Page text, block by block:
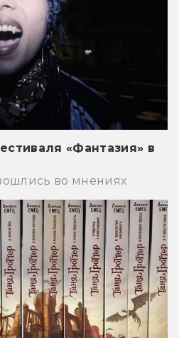
«Фантазия» в
во мнениях